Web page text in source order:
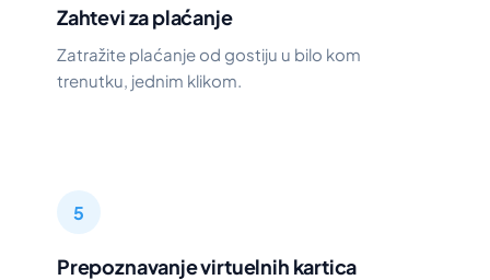
Zahtevi za plaćanje
Zatražite plaćanje od gostiju u bilo kom
trenutku, jednim klikom.
5
Prepoznavanje virtuelnih kartica